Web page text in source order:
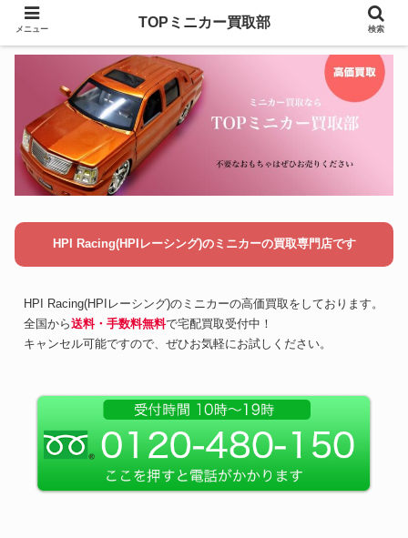
HPI Racing(HPIレーシング)のミニカーの買取専門店です
HPI Racing(HPIレーシング)のミニカーの高価買取をしております。
全国から送料・手数料無料で宅配買取受付中！
キャンセル可能ですので、ぜひお気軽にお試しください。
メニュー TOPミニカー買取部 検索